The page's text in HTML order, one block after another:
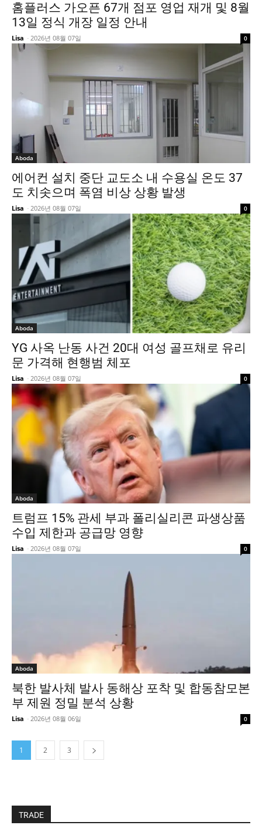
홈플러스 가오픈 67개 점포 영업 재개 및 8월
13일 정식 개장 일정 안내
Lisa - 2026년 08월 07일 0
Aboda
에어컨 설치 중단 교도소 내 수용실 온도 37
도 치솟으며 폭염 비상 상황 발생
Lisa - 2026년 08월 07일 0
Aboda
YG 사옥 난동 사건 20대 여성 골프채로 유리
문 가격해 현행범 체포
Lisa - 2026년 08월 07일 0
Aboda
트럼프 15% 관세 부과 폴리실리콘 파생상품
수입 제한과 공급망 영향
Lisa - 2026년 08월 07일 0
Aboda
북한 발사체 발사 동해상 포착 및 합동참모본
부 제원 정밀 분석 상황
Lisa - 2026년 08월 06일 0
1 2 3
TRADE